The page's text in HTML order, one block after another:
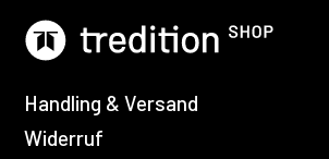
Handling & Versand
Widerruf